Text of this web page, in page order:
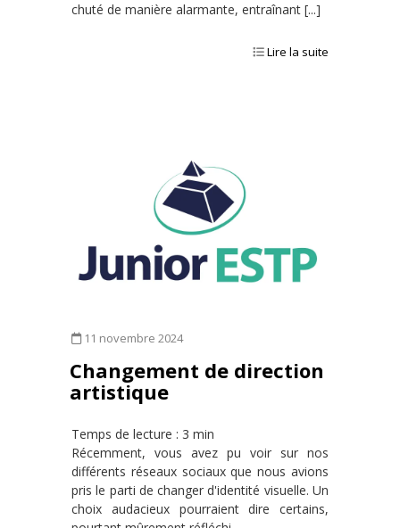
chuté de manière alarmante, entraînant [...]
Lire la suite
11 novembre 2024
Changement de direction
artistique
Temps de lecture : 3 min
Récemment, vous avez pu voir sur nos
différents réseaux sociaux que nous avions
pris le parti de changer d'identité visuelle. Un
choix audacieux pourraient dire certains,